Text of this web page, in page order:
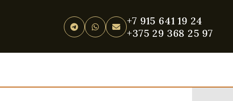
+7 915 641 19 24
+375 29 368 25 97